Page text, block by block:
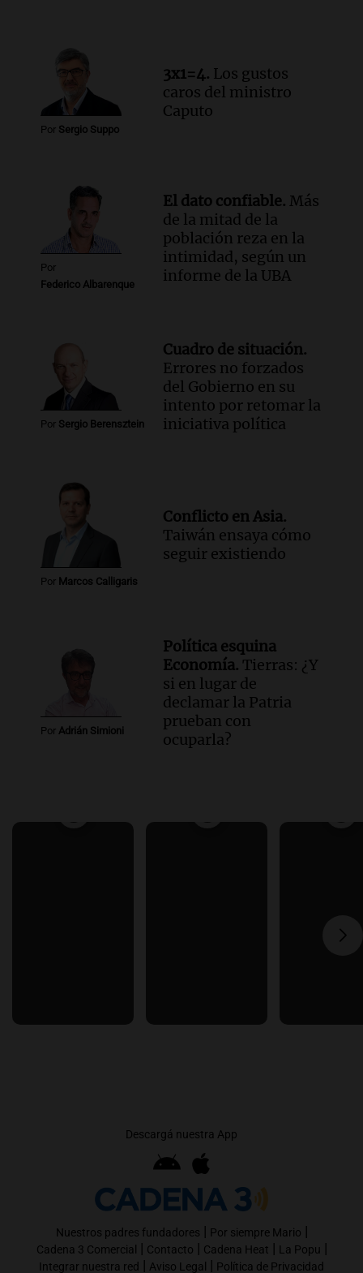
Una mañana para todos
Episodios
Audio.Chile planteó mejorar la
conectividad fronteriza, aérea y digital
con Jujuy
Por Sergio Suppo
3x1=4. Los gustos
caros del ministro
Caputo
Por
Federico Albarenque
El dato confiable. Más
de la mitad de la
población reza en la
intimidad, según un
informe de la UBA
Por Sergio Berensztein
Cuadro de situación.
Errores no forzados
del Gobierno en su
intento por retomar la
iniciativa política
Por Marcos Calligaris
Conflicto en Asia.
Taiwán ensaya cómo
seguir existiendo
Por Adrián Simioni
Política esquina
Economía. Tierras: ¿Y
si en lugar de
declamar la Patria
prueban con
ocuparla?
Descargá nuestra App
Nuestros padres fundadores | Por siempre Mario |
Cadena 3 Comercial | Contacto | Cadena Heat | La Popu |
Integrar nuestra red | Aviso Legal | Política de Privacidad